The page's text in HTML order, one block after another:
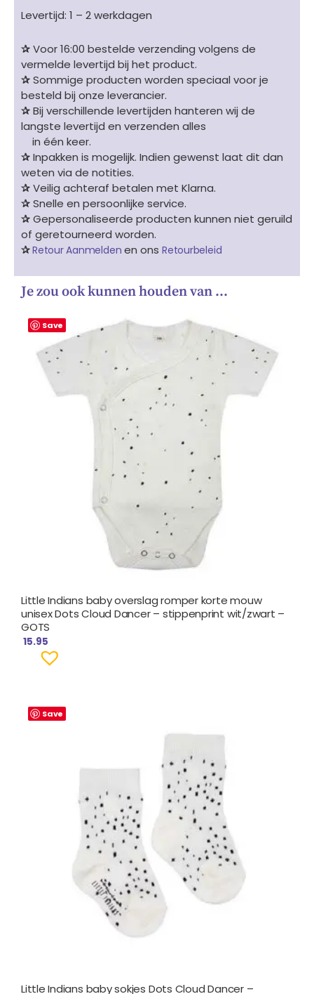
Levertijd: 1 – 2 werkdagen
✰Voor 16:00 bestelde verzending volgens de
vermelde levertijd bij het product.
✰Sommige producten worden speciaal voor je
besteld bij onze leverancier.
✰Bij verschillende levertijden hanteren wij de
langste levertijd en verzenden alles
in één keer.
✰Inpakken is mogelijk. Indien gewenst laat dit dan
weten via de notities.
✰Veilig achteraf betalen met Klarna.
✰Snelle en persoonlijke service.
✰Gepersonaliseerde producten kunnen niet geruild
of geretourneerd worden.
✰Retour Aanmelden en ons Retourbeleid
Je zou ook kunnen houden van …
Save
Little Indians baby overslag romper korte mouw
unisex Dots Cloud Dancer – stippenprint wit/zwart –
GOTS
15.95
Save
Little Indians baby sokjes Dots Cloud Dancer –